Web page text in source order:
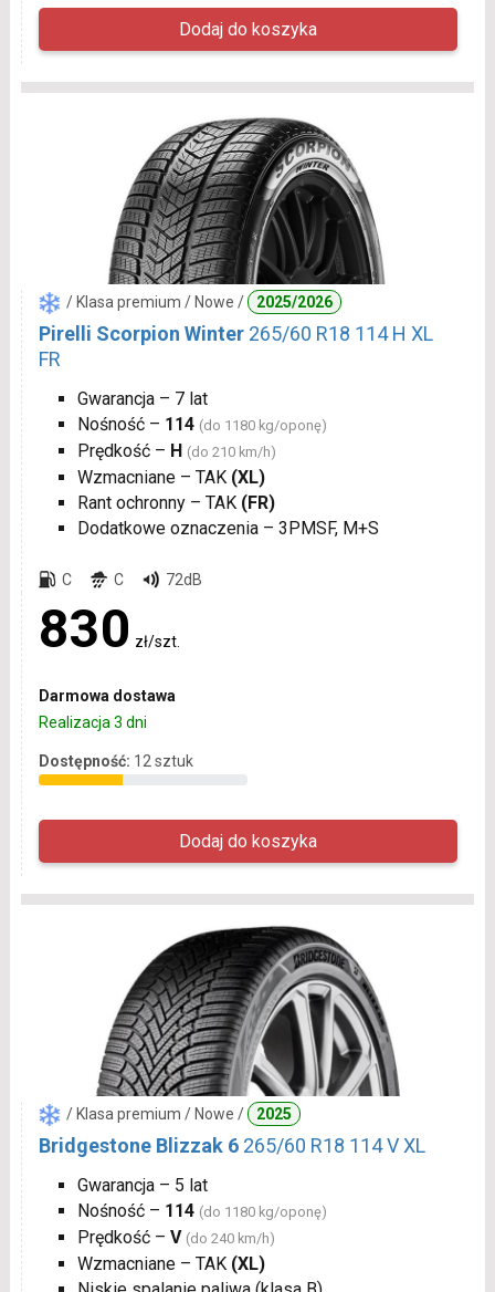
/ Klasa premium / Nowe / 2025/2026
Pirelli Scorpion Winter 265/60 R18 114 H XL
FR
Gwarancja – 7 lat
Nośność – 114 (do 1180 kg/oponę)
Prędkość – H (do 210 km/h)
Wzmacniane – TAK (XL)
Rant ochronny – TAK (FR)
Dodatkowe oznaczenia – 3PMSF, M+S
C C 72dB
830 zł/szt.
Darmowa dostawa
Realizacja 3 dni
Dostępność: 12 sztuk
/ Klasa premium / Nowe / 2025
Bridgestone Blizzak 6 265/60 R18 114 V XL
Gwarancja – 5 lat
Nośność – 114 (do 1180 kg/oponę)
Prędkość – V (do 240 km/h)
Wzmacniane – TAK (XL)